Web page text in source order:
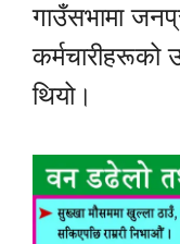
गाउँसभामा
कर्मचारीहरूको
थियो।